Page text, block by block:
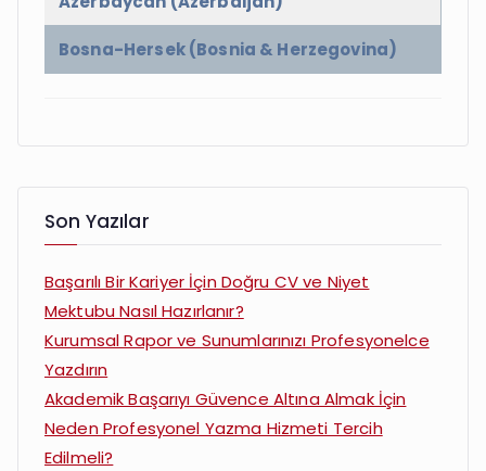
Bosna-Hersek (Bosnia & Herzegovina)
Son Yazılar
Başarılı Bir Kariyer İçin Doğru CV ve Niyet
Mektubu Nasıl Hazırlanır?
Kurumsal Rapor ve Sunumlarınızı Profesyonelce
Yazdırın
Akademik Başarıyı Güvence Altına Almak İçin
Neden Profesyonel Yazma Hizmeti Tercih
Edilmeli?